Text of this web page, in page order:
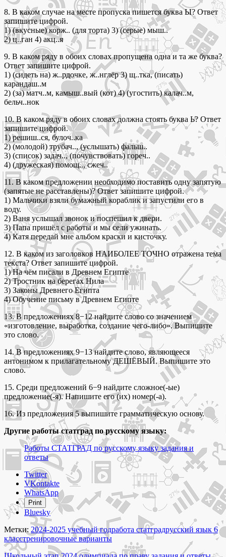
8. В каком случае на месте пропуска пишется буква Ы? Ответ
запишите цифрой.
1) (вкусные) корж.. (для торта) 3) (серые) мыш..
2) ц..ган 4) акц..я
9. В каком ряду в обоих словах пропущена одна и та же буква?
Ответ запишите цифрой.
1) (сидеть на) ж..рдочке, ж..нглёр 3) щ..тка, (писать)
карандаш..м
2) (за) матч..м, камыш..вый (кот) 4) (угостить) калач..м,
бельч..нок
10. В каком ряду в обоих словах должна стоять буква Ь? Ответ
запишите цифрой.
1) решиш..ся, булоч..ка
2) (молодой) трубач.., (услышать) фальш..
3) (список) задач.., (почувствовать) гореч..
4) (дружеская) помощ.., сжеч..
11. В каком предложении необходимо поставить одну запятую
(запятые не расставлены)? Ответ запишите цифрой.
1) Мальчики взяли бумажный кораблик и запустили его в
воду.
2) Ваня услышал звонок и поспешил к двери.
3) Папа пришёл с работы и мы сели ужинать.
4) Катя передай мне альбом краски и кисточку.
12. В каком из заголовков НАИБОЛЕЕ ТОЧНО отражена тема
текста? Ответ запишите цифрой.
1) На чём писали в Древнем Египте
2) Тростник на берегах Нила
3) Законы Древнего Египта
4) Обучение письму в Древнем Египте
13. В предложениях 8−12 найдите слово со значением
«изготовление, выработка, создание чего-либо». Выпишите
это слово.
14. В предложениях 9−13 найдите слово, являющееся
антонимом к прилагательному ДЕШЁВЫЙ. Выпишите это
слово.
15. Среди предложений 6−9 найдите сложное(-ые)
предложение(-я). Напишите его (их) номер(-а).
16. Из предложения 5 выпишите грамматическую основу.
Другие работы статград по русскому языку:
Работы СТАТГРАД по русскому языку задания и
ответы
Share
post
"Вариант
РЯ2460101
РЯ2460102
русский
язык
6
Twitter
VKontakte
WhatsApp
Print
Bluesky
Метки: 2024-2025 учебный годработа статградрусский язык 6
класстренировочные варианты